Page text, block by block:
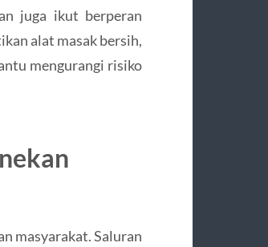
juga ikut berperan
alat masak bersih,
mengurangi risiko
masyarakat. Saluran